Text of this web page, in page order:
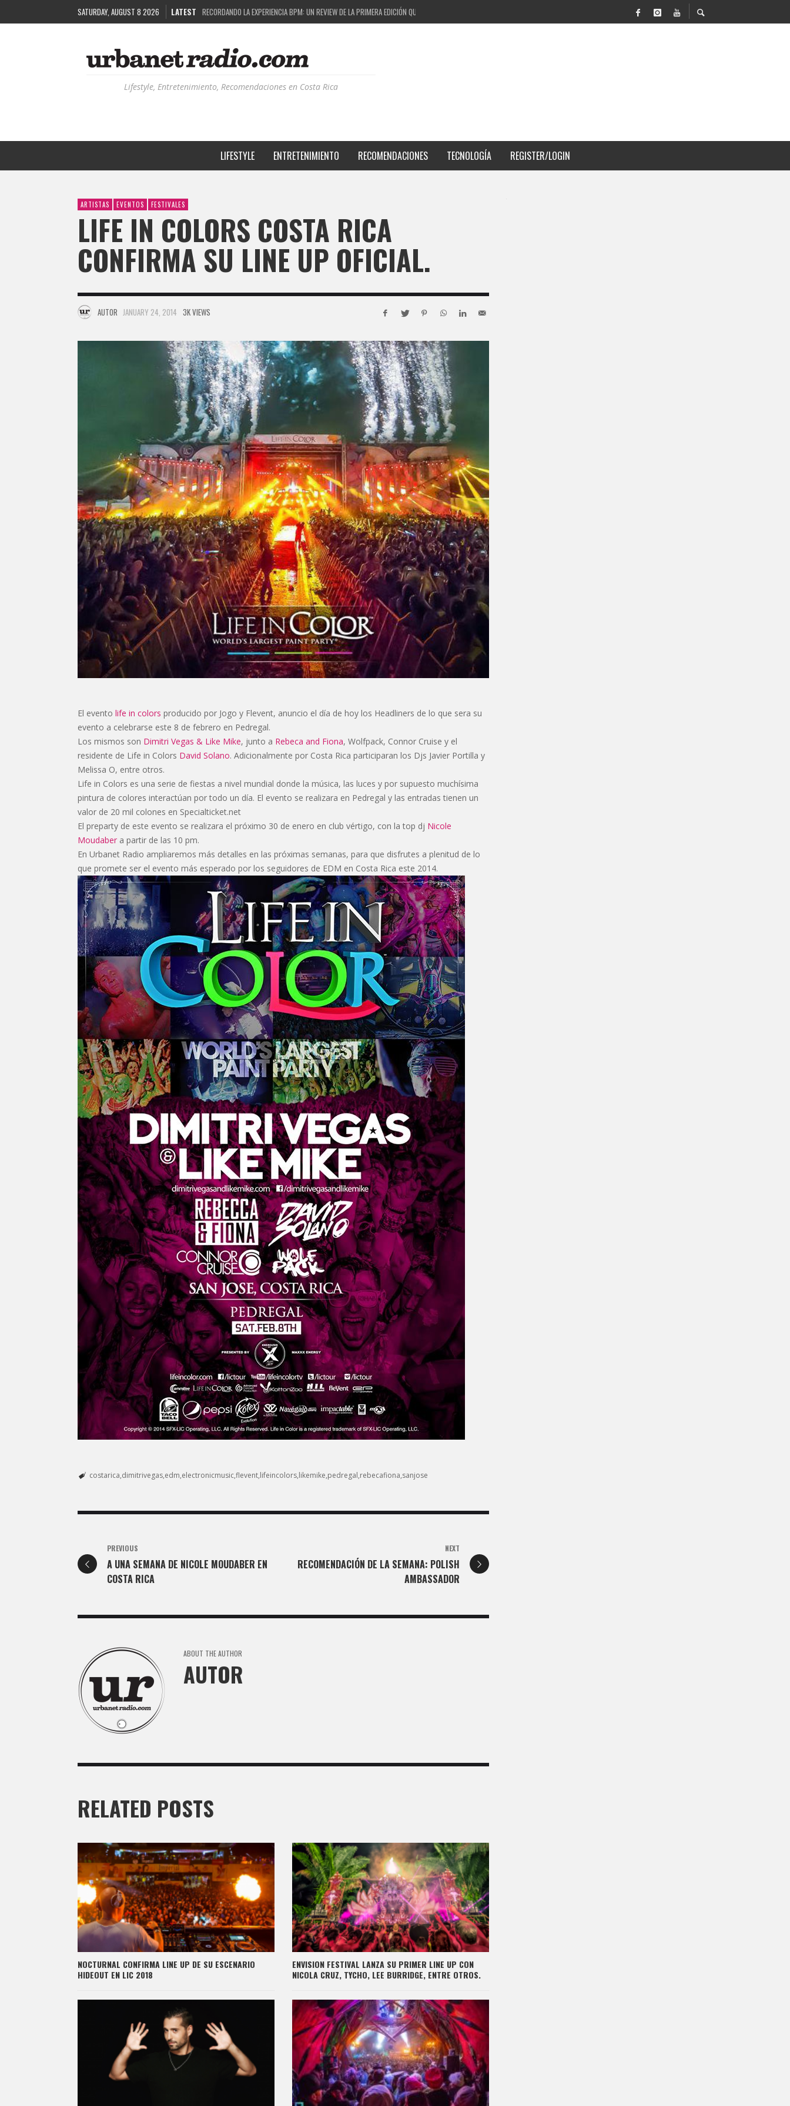
SATURDAY, AUGUST 8 2026 LATEST COSTA RICA Y EL BPM FESTIVAL: UNA COMBINACIÓN EXITOSA
RUTAS NATURBANAS: EL PROYECTO QUE ESTÁ TRANSFORMANDO LA CALIDAD DE VIDA DEL TRANSEÚNTE TICO CON MOVILIDAD Y PAISAJISMO
RECORDANDO LA EXPERIENCIA BPM: UN REVIEW DE LA PRIMERA EDICIÓN QUE TRAJO EL TALENTO DE MÁS DE 100 DJS A COSTA RICA
Lifestyle, Entretenimiento, Recomendaciones en Costa Rica
LIFESTYLE ENTRETENIMIENTO RECOMENDACIONES TECNOLOGÍA REGISTER/LOGIN
ARTISTAS EVENTOS FESTIVALES
LIFE IN COLORS COSTA RICA
CONFIRMA SU LINE UP OFICIAL.
AUTOR JANUARY 24, 2014 3K VIEWS
El evento life in colors producido por Jogo y Flevent, anuncio el día de hoy los Headliners de lo que sera su
evento a celebrarse este 8 de febrero en Pedregal.
Los mismos son Dimitri Vegas & Like Mike, junto a Rebeca and Fiona, Wolfpack, Connor Cruise y el
residente de Life in Colors David Solano. Adicionalmente por Costa Rica participaran los Djs Javier Portilla y
Melissa O, entre otros.
Life in Colors es una serie de fiestas a nivel mundial donde la música, las luces y por supuesto muchísima
pintura de colores interactúan por todo un día. El evento se realizara en Pedregal y las entradas tienen un
valor de 20 mil colones en Specialticket.net
El preparty de este evento se realizara el próximo 30 de enero en club vértigo, con la top dj Nicole
Moudaber a partir de las 10 pm.
En Urbanet Radio ampliaremos más detalles en las próximas semanas, para que disfrutes a plenitud de lo
que promete ser el evento más esperado por los seguidores de EDM en Costa Rica este 2014.
costarica dimitrivegas edm electronicmusicflevent lifeincolors likemike pedregal rebecafiona sanjose
PREVIOUS
A UNA SEMANA DE NICOLE MOUDABER EN
COSTA RICA
NEXT
RECOMENDACIÓN DE LA SEMANA: POLISH
AMBASSADOR
ABOUT THE AUTHOR
AUTOR
RELATED POSTS
NOCTURNAL CONFIRMA LINE UP DE SU ESCENARIO
HIDEOUT EN LIC 2018
ENVISION FESTIVAL LANZA SU PRIMER LINE UP CON
NICOLA CRUZ, TYCHO, LEE BURRIDGE, ENTRE OTROS.